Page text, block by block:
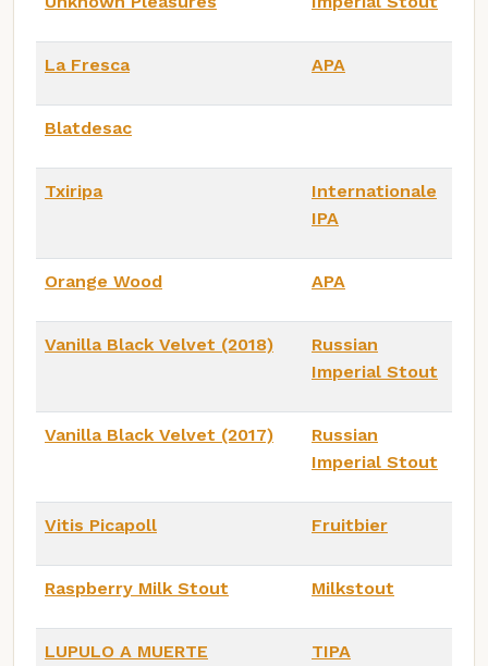
La Fresca APA
Blatdesac
Txiripa
Internationale
IPA
Orange Wood APA
Vanilla Black Velvet (2018)
Russian
Imperial Stout
Vanilla Black Velvet (2017)
Russian
Imperial Stout
Vitis Picapoll Fruitbier
Raspberry Milk Stout Milkstout
LUPULO A MUERTE TIPA